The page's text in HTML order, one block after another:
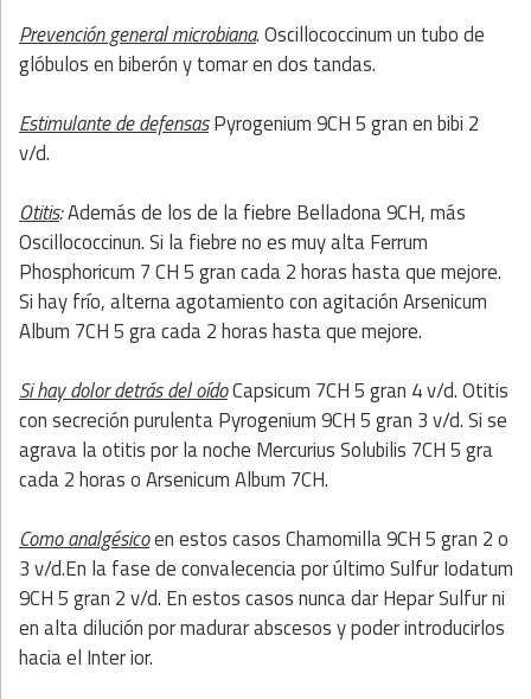
Prevención general microbiana. Oscillococcinum un tubo de
glóbulos en biberón y tomar en dos tandas.
Estimulante de defensasPyrogenium 9CH 5 gran en bibi 2
v/d.
Otitis:Además de los de la fiebre Belladona 9CH, más
Oscillococcinun. Si la fiebre no es muy alta Ferrum
Phosphoricum 7 CH 5 gran cada 2 horas hasta que mejore.
Si hay frío, alterna agotamiento con agitación Arsenicum
Album 7CH 5 gra cada 2 horas hasta que mejore.
Si hay dolor detrás del oídoCapsicum 7CH 5 gran 4 v/d. Otitis
con secreción purulenta Pyrogenium 9CH 5 gran 3 v/d. Si se
agrava la otitis por la noche Mercurius Solubilis 7CH 5 gra
cada 2 horas o Arsenicum Album 7CH.
Como analgésicoen estos casos Chamomilla 9CH 5 gran 2 o
3 v/d.En la fase de convalecencia por último Sulfur Iodatum
9CH 5 gran 2 v/d. En estos casos nunca dar Hepar Sulfur ni
en alta dilución por madurar abscesos y poder introducirlos
hacia el Inter ior.